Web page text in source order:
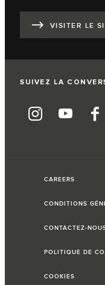
VISITER LE
SUIVEZ LA
CAREERS
CONDITIONS
CONTACTEZ-
POLITIQUE DE
COOKIES